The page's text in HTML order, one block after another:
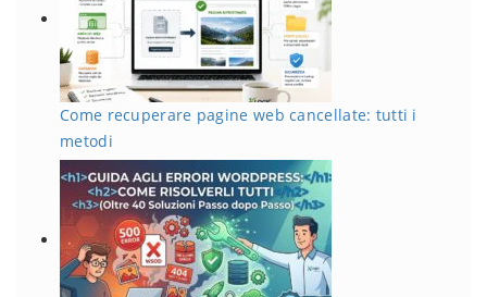
Come recuperare pagine web cancellate: tutti i
metodi